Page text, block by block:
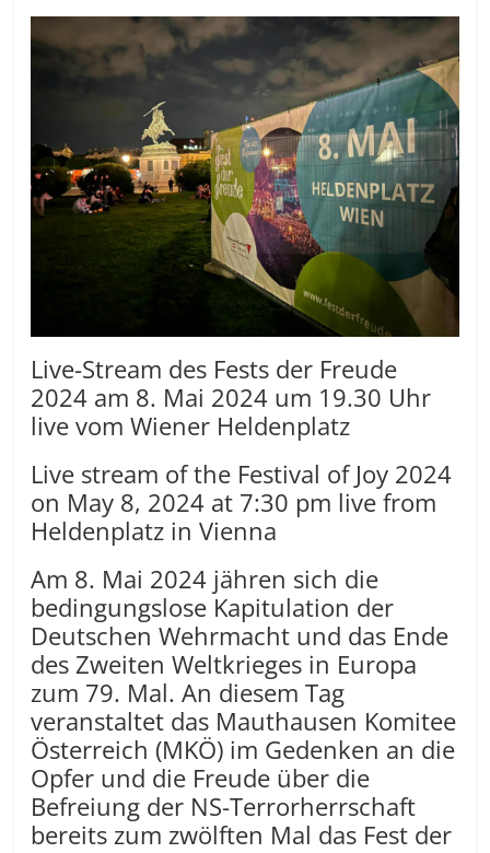
Live-Stream des Fests der Freude
2024 am 8. Mai 2024 um 19.30 Uhr
live vom Wiener Heldenplatz
Live stream of the Festival of Joy 2024
on May 8, 2024 at 7:30 pm live from
Heldenplatz in Vienna
Am 8. Mai 2024 jähren sich die
bedingungslose Kapitulation der
Deutschen Wehrmacht und das Ende
des Zweiten Weltkrieges in Europa
zum 79. Mal. An diesem Tag
veranstaltet das Mauthausen Komitee
Österreich (MKÖ) im Gedenken an die
Opfer und die Freude über die
Befreiung der NS-Terrorherrschaft
bereits zum zwölften Mal das Fest der